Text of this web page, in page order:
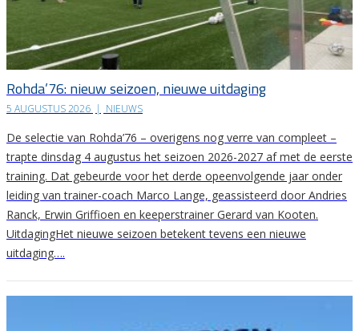
Rohda’76: nieuw seizoen, nieuwe uitdaging
5 AUGUSTUS 2026 | NIEUWS
De selectie van Rohda’76 – overigens nog verre van compleet –
trapte dinsdag 4 augustus het seizoen 2026-2027 af met de eerste
training. Dat gebeurde voor het derde opeenvolgende jaar onder
leiding van trainer-coach Marco Lange, geassisteerd door Andries
Ranck, Erwin Griffioen en keeperstrainer Gerard van Kooten.
UitdagingHet nieuwe seizoen betekent tevens een nieuwe
uitdaging….